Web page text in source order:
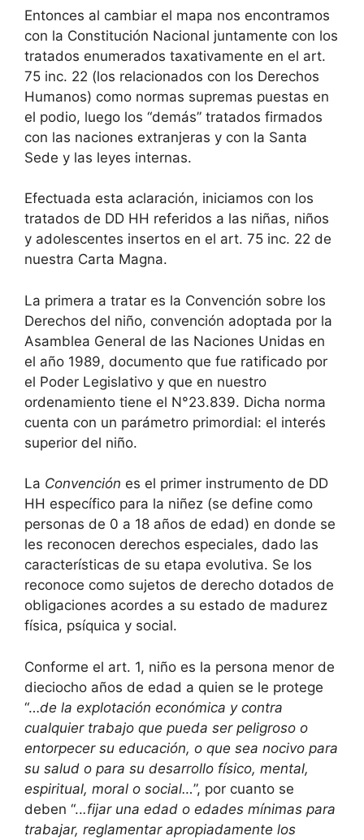
Entonces al cambiar el mapa nos encontramos
con la Constitución Nacional juntamente con los
tratados enumerados taxativamente en el art.
75 inc. 22 (los relacionados con los Derechos
Humanos) como normas supremas puestas en
el podio, luego los “demás” tratados firmados
con las naciones extranjeras y con la Santa
Sede y las leyes internas.
Efectuada esta aclaración, iniciamos con los
tratados de DD HH referidos a las niñas, niños
y adolescentes insertos en el art. 75 inc. 22 de
nuestra Carta Magna.
La primera a tratar es la Convención sobre los
Derechos del niño, convención adoptada por la
Asamblea General de las Naciones Unidas en
el año 1989, documento que fue ratificado por
el Poder Legislativo y que en nuestro
ordenamiento tiene el N°23.839. Dicha norma
cuenta con un parámetro primordial: el interés
superior del niño.
La Convención es el primer instrumento de DD
HH específico para la niñez (se define como
personas de 0 a 18 años de edad) en donde se
les reconocen derechos especiales, dado las
características de su etapa evolutiva. Se los
reconoce como sujetos de derecho dotados de
obligaciones acordes a su estado de madurez
física, psíquica y social.
Conforme el art. 1, niño es la persona menor de
dieciocho años de edad a quien se le protege
“…de la explotación económica y contra
cualquier trabajo que pueda ser peligroso o
entorpecer su educación, o que sea nocivo para
su salud o para su desarrollo físico, mental,
espiritual, moral o social…”, por cuanto se
deben “...fijar una edad o edades mínimas para
trabajar, reglamentar apropiadamente los